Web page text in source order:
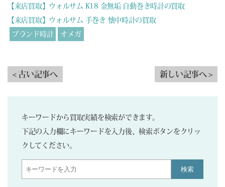
【来店買取】ウォルサム K18 金無垢 自動巻き時計の買取
【来店買取】ウォルサム 手巻き 懐中時計の買取
ブランド時計
オメガ
< 古い記事へ 新しい記事へ >
キーワードから買取実績を検索ができます。
下記の入力欄にキーワードを入力後、検索ボタンをクリッ
クしてください。
検索